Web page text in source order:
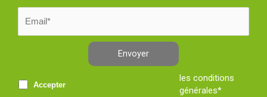
Envoyer
Accepter
les conditions
générales*